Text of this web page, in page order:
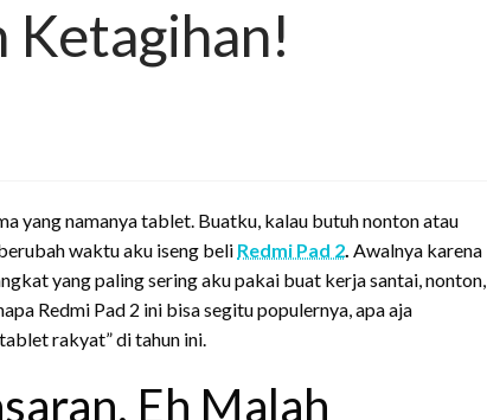
Ketagihan!
yang namanya tablet. Buatku, kalau butuh nonton atau
waktu aku iseng beli Redmi Pad 2. Awalnya karena
yang paling sering aku pakai buat kerja santai, nonton,
Redmi Pad 2 ini bisa segitu populernya, apa aja
rakyat” di tahun ini.
Eh Malah